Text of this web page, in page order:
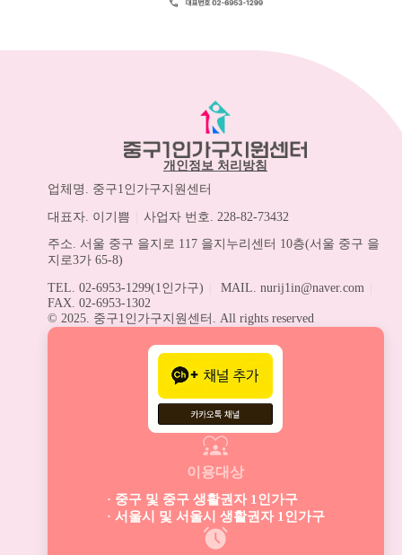
개인정보 처리방침
업체명. 중구1인가구지원센터
대표자. 이기쁨 사업자 번호. 228-82-73432
주소. 서울 중구 을지로 117 을지누리센터 10층(서울 중구 을
지로3가 65-8)
TEL. 02-6953-1299(1인가구) MAIL. nurij1in@naver.com
FAX. 02-6953-1302
© 2025. 중구1인가구지원센터. All rights reserved
이용대상
· 중구 및 중구 생활권자 1인가구
· 서울시 및 서울시 생활권자 1인가구